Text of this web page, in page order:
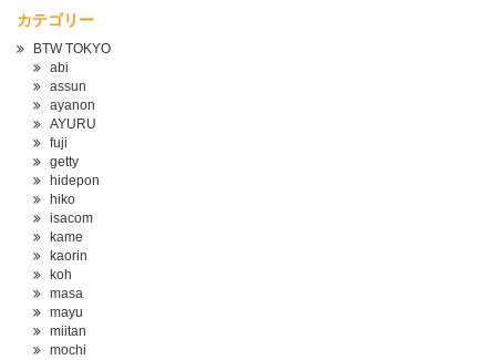
カテゴリー
BTW TOKYO
abi
assun
ayanon
AYURU
fuji
getty
hidepon
hiko
isacom
kame
kaorin
koh
masa
mayu
miitan
mochi